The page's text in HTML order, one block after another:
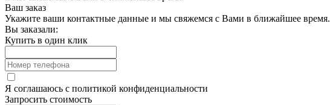
Ваш заказ
Укажите ваши контактные данные и мы свяжемся с Вами в ближайшее время.
Вы заказали:
Купить в один клик
Я соглашаюсь с политикой конфиденциальности
Запросить стоимость